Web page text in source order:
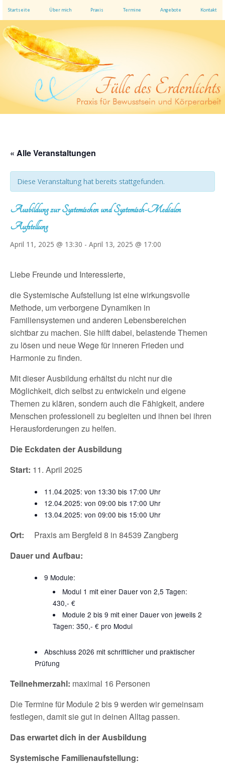
Startseite Über mich Praxis Termine Angebote Kontakt
« Alle Veranstaltungen
Diese Veranstaltung hat bereits stattgefunden.
Ausbildung zur Systemischen und Systemisch-Medialen
Aufstellung
April 11, 2025 @ 13:30 - April 13, 2025 @ 17:00
Liebe Freunde und Interessierte,
die Systemische Aufstellung ist eine wirkungsvolle
Methode, um verborgene Dynamiken in
Familiensystemen und anderen Lebensbereichen
sichtbar zu machen. Sie hilft dabei, belastende Themen
zu lösen und neue Wege für inneren Frieden und
Harmonie zu finden.
Mit dieser Ausbildung erhältst du nicht nur die
Möglichkeit, dich selbst zu entwickeln und eigene
Themen zu klären, sondern auch die Fähigkeit, andere
Menschen professionell zu begleiten und ihnen bei ihren
Herausforderungen zu helfen.
Die Eckdaten der Ausbildung
Start: 11. April 2025
11.04.2025: von 13:30 bis 17:00 Uhr
12.04.2025: von 09:00 bis 17:00 Uhr
13.04.2025: von 09:00 bis 15:00 Uhr
Ort: Praxis am Bergfeld 8 in 84539 Zangberg
Dauer und Aufbau:
9 Module:
Modul 1 mit einer Dauer von 2,5 Tagen:
430,- €
Module 2 bis 9 mit einer Dauer von jeweils 2
Tagen: 350,- € pro Modul
Abschluss 2026 mit schriftlicher und praktischer
Prüfung
Teilnehmerzahl: maximal 16 Personen
Die Termine für Module 2 bis 9 werden wir gemeinsam
festlegen, damit sie gut in deinen Alltag passen.
Das erwartet dich in der Ausbildung
Systemische Familienaufstellung: